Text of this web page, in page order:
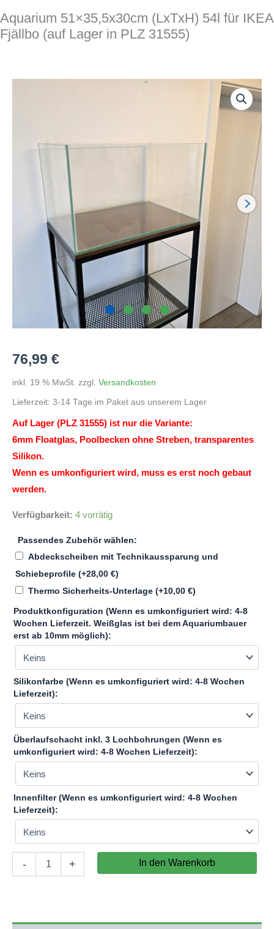
Aquarium 51×35,5x30cm (LxTxH) 54l für IKEA
Fjällbo (auf Lager in PLZ 31555)
76,99 €
inkl. 19 % MwSt. zzgl. Versandkosten
Lieferzeit: 3-14 Tage im Paket aus unserem Lager
Auf Lager (PLZ 31555) ist nur die Variante:
6mm Floatglas, Poolbecken ohne Streben, transparentes
Silikon.
Wenn es umkonfiguriert wird, muss es erst noch gebaut
werden.
Verfügbarkeit: 4 vorrätig
Passendes Zubehör wählen:
Abdeckscheiben mit Technikaussparung und
Schiebeprofile (+28,00 €)
Thermo Sicherheits-Unterlage (+10,00 €)
Produktkonfiguration (Wenn es umkonfiguriert wird: 4-8
Wochen Lieferzeit. Weißglas ist bei dem Aquariumbauer
erst ab 10mm möglich):
Silikonfarbe (Wenn es umkonfiguriert wird: 4-8 Wochen
Lieferzeit):
Überlaufschacht inkl. 3 Lochbohrungen (Wenn es
umkonfiguriert wird: 4-8 Wochen Lieferzeit):
Innenfilter (Wenn es umkonfiguriert wird: 4-8 Wochen
Lieferzeit):
-
Aquarium
51x35,5x30cm + In den Warenkorb